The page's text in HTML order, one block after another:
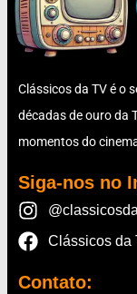
Clássicos da TV é o
décadas de ouro da
momentos do
Siga-nos no
Clássicos da
Contato: